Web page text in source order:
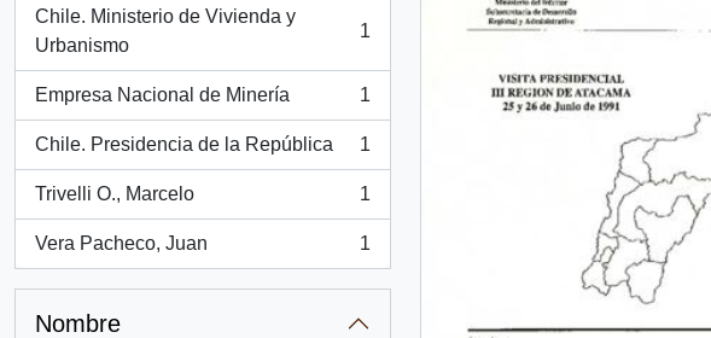
Chile. Ministerio de Vivienda y
Urbanismo
, 1 resultados
1
Empresa Nacional de Minería
, 1 resultados
1
Chile. Presidencia de la República
, 1 resultados
1
Trivelli O., Marcelo
, 1 resultados
1
Vera Pacheco, Juan
, 1 resultados
1
Nombre